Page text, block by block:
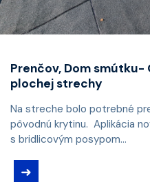
Prenčov, Dom smútku-
plochej strechy
Na streche bolo potrebné
pôvodnú krytinu. Aplikácia
s bridlicovým posypom...
➜